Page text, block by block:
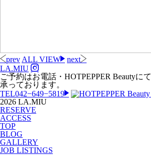
prev ALL VIEW
next
LA.MIU
ご予約はお電話・HOTPEPPER Beautyにて
承っております。
TEL042−649−5819
2026 LA.MIU
RESERVE
ACCESS
TOP
BLOG
GALLERY
JOB LISTINGS